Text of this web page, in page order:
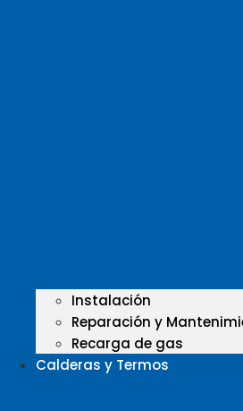
Instalación
Reparación y
Recarga de gas
Calderas y Termos